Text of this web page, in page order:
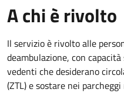
A chi è rivolto
Il servizio è rivolto alle
deambulazione, con
vedenti che desiderano
(ZTL) e sostare nei